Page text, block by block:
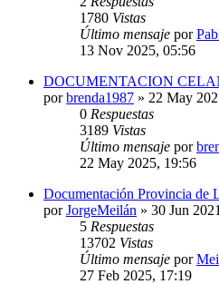
1780 Vistas
Último mensaje por
13 Nov 2025, 05:56
DOCUMENTACION
porbrenda1987 » 22 May
0 Respuestas
3189 Vistas
Último mensaje por
22 May 2025, 19:56
Documentación Provincia de
porJorgeMeilán » 30 Jun
5 Respuestas
13702 Vistas
Último mensaje por
27 Feb 2025, 17:19